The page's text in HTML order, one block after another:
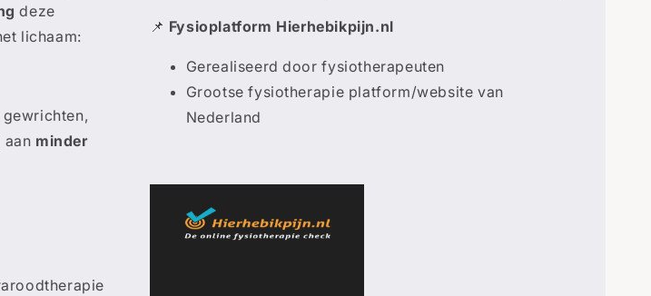
deze
lichaam:
minder
📌 Fysioplatform Hierhebikpijn.nl
Gerealiseerd door fysiotherapeuten
Grootse fysiotherapie platform/website van
Nederland